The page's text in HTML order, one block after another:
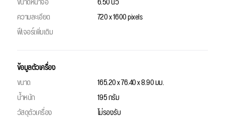
ความละเอียด
720 x 1600 pixels
ฟีเจอร์เพิ่มเติม
ข้อมูลตัวเครื่อง
ขนาด
165.20 x 76.40 x 8.90 มม.
น้ำหนัก
195 กรัม
วัสดุตัวเครื่อง
ไม่รองรับ